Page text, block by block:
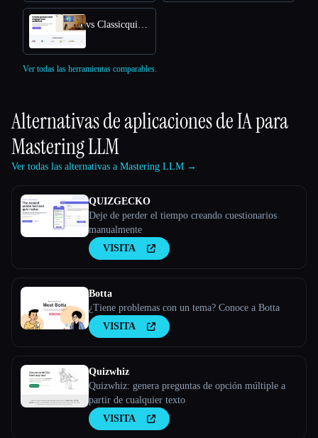
vs Classicquiz com
Ver todas las herramientas comparables.
Alternativas de aplicaciones de IA para
Mastering LLM
Ver todas las alternativas a Mastering LLM →
QUIZGECKO
Deje de perder el tiempo creando cuestionarios
manualmente
VISITA
Botta
¿Tiene problemas con un tema? Conoce a Botta
VISITA
Quizwhiz
Quizwhiz: genera preguntas de opción múltiple a
partir de cualquier texto
VISITA